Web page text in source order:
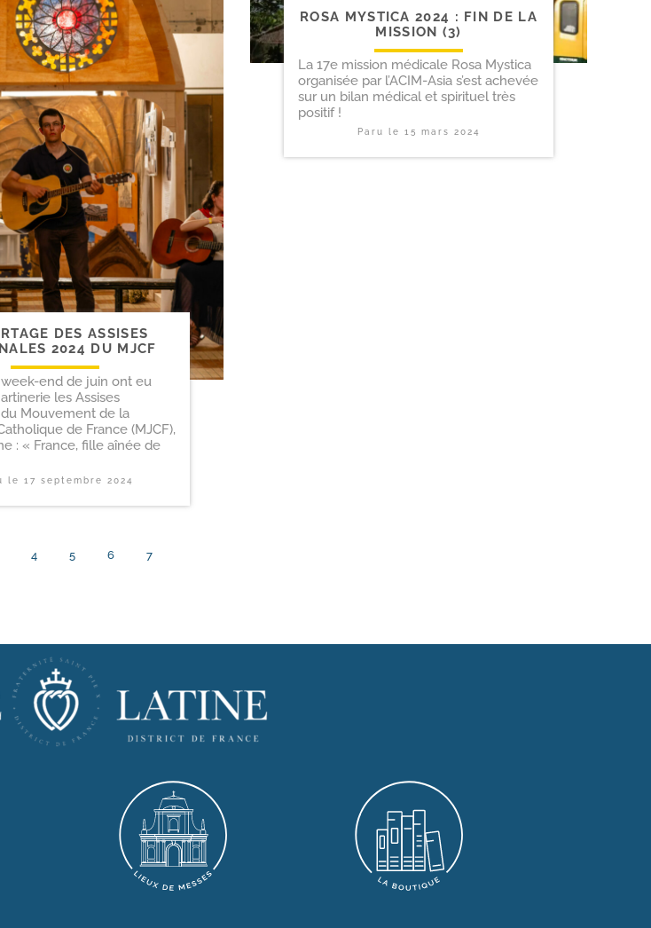
DES ASSISES
2024 DU MJCF
end de juin ont eu
les Assises
Mouvement de la
de France (MJCF),
: « France, fille aînée de
le 17 septembre 2024
ROSA MYSTICA 2024 : FIN DE LA
MISSION (3)
La 17e mission médicale Rosa Mystica
organisée par l’ACIM-Asia s’est achevée
sur un bilan médical et spirituel très
positif !
Paru le 15 mars 2024
4 5 6 7